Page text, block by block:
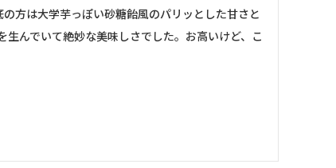
方は大学芋っぽい砂糖飴風のパリッとした甘さと
んでいて絶妙な美味しさでした。お高いけど、こ